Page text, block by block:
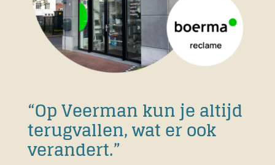
“Op Veerman kun je altijd
terugvallen, wat er ook
verandert.”